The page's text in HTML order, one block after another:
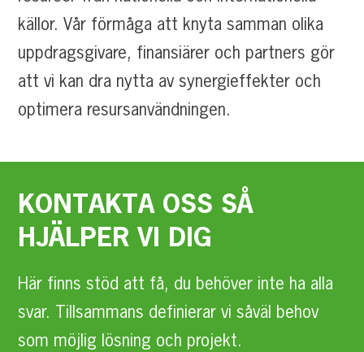
källor. Vår förmåga att knyta samman olika
uppdragsgivare, finansiärer och partners gör
att vi kan dra nytta av synergieffekter och
optimera resursanvändningen.
KONTAKTA OSS SÅ
HJÄLPER VI DIG
Här finns stöd att få, du behöver inte ha alla
svar. Tillsammans definierar vi såväl behov
som möjlig lösning och projekt.